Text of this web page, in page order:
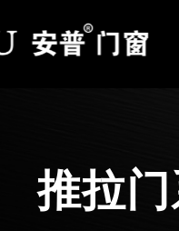
推拉门